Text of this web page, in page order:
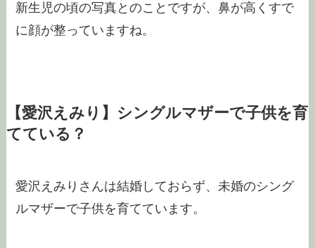
新生児の頃の写真とのことですが、鼻が高くすで
に顔が整っていますね。
【愛沢えみり】シングルマザーで子供を育
てている？
愛沢えみりさんは結婚しておらず、未婚のシング
ルマザーで子供を育てています。